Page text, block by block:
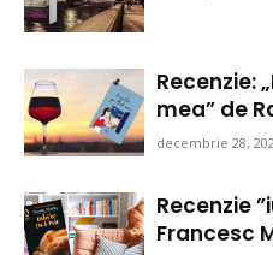
Recenzie:
mea” de
decembrie 28,
Recenzie
Francesc